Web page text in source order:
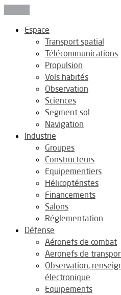
Espace
Transport spatial
Télécommunications
Propulsion
Vols habités
Observation
Sciences
Segment sol
Navigation
Industrie
Groupes
Constructeurs
Equipementiers
Hélicoptéristes
Financements
Salons
Réglementation
Défense
Aéronefs de combat
Aeronefs de
Observation,
électronique
Equipements